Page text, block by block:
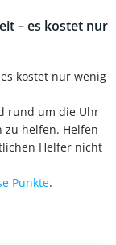
– es kostet nur
kostet nur wenig
rund um die Uhr
zu helfen. Helfen
Helfer nicht
Punkte.